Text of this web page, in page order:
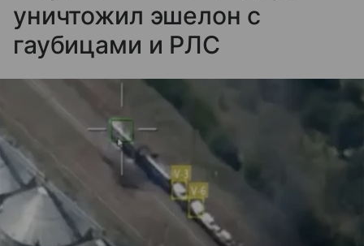
уничтожил эшелон с
гаубицами и РЛС